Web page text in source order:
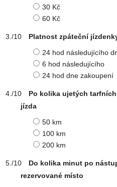
30 Kč
60 Kč
Platnost zpáteční
24 hod následujícího
6 hod následujícího
24 hod dne zakoupení
Po kolika ujetých
jízda
50 km
100 km
200 km
Do kolika minut po
rezervované místo